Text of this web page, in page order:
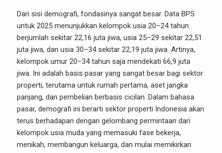
Dari sisi demografi, fondasinya sangat besar. Data BPS
untuk 2025 menunjukkan kelompok usia 20–24 tahun
berjumlah sekitar 22,16 juta jiwa, usia 25–29 sekitar 22,51
juta jiwa, dan usia 30–34 sekitar 22,19 juta jiwa. Artinya,
kelompok umur 20–34 tahun saja mendekati 66,9 juta
jiwa. Ini adalah basis pasar yang sangat besar bagi sektor
properti, terutama untuk rumah pertama, aset jangka
panjang, dan pembelian berbasis cicilan. Dalam bahasa
pasar, demografi ini berarti sektor properti Indonesia akan
terus berhadapan dengan gelombang permintaan dari
kelompok usia muda yang memasuki fase bekerja,
menikah, membangun keluarga, dan mulai memikirkan